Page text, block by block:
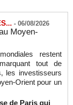
- 06/08/2026
Moyen-
restent
tout de
les investisseurs
Orient pour un
de Paris qui